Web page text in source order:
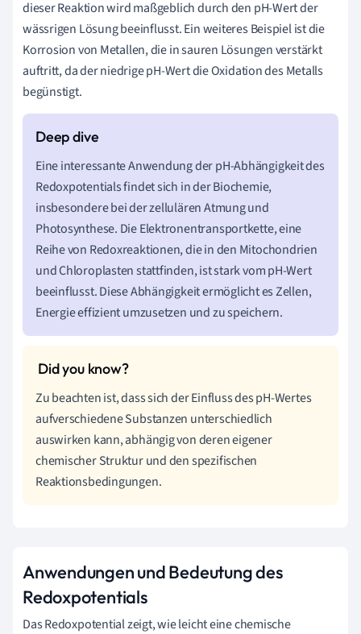
dieser Reaktion wird maßgeblich durch den pH-Wert der
wässrigen Lösung beeinflusst. Ein weiteres Beispiel ist die
Korrosion von Metallen, die in sauren Lösungen verstärkt
auftritt, da der niedrige pH-Wert die Oxidation des Metalls
begünstigt.
Eine interessante Anwendung der pH-Abhängigkeit des
Redoxpotentials findet sich in der Biochemie,
insbesondere bei der zellulären Atmung und
Photosynthese. Die Elektronentransportkette, eine
Reihe von Redoxreaktionen, die in den Mitochondrien
und Chloroplasten stattfinden, ist stark vom pH-Wert
beeinflusst. Diese Abhängigkeit ermöglicht es Zellen,
Energie effizient umzusetzen und zu speichern.
Zu beachten ist, dass sich der Einfluss des pH-Wertes
aufverschiedene Substanzen unterschiedlich
auswirken kann, abhängig von deren eigener
chemischer Struktur und den spezifischen
Reaktionsbedingungen.
Anwendungen und Bedeutung des
Redoxpotentials
Das Redoxpotential zeigt, wie leicht eine chemische